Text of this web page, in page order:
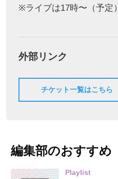
※ライブは17時〜（予定）
外部リンク
チケット一覧はこちら
編集部のおすすめ
Playlist